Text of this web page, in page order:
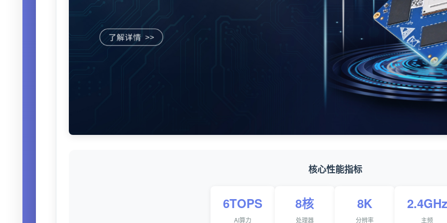
核心性能指标
6TOPS
AI算力
8核
处理器
8K
分辨率
2.4GHz
主频